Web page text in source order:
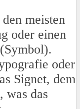
meisten
oder einen
oder
Signet, dem
was das